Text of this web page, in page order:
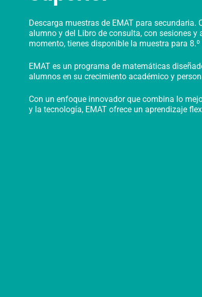
Descarga muestras de EMAT para secundaria.
alumno y del Libro de consulta, con sesiones y
momento, tienes disponible la muestra para 8.º
EMAT es un programa de matemáticas
alumnos en su crecimiento académico y
Con un enfoque innovador que combina lo
y la tecnología, EMAT ofrece un aprendizaje